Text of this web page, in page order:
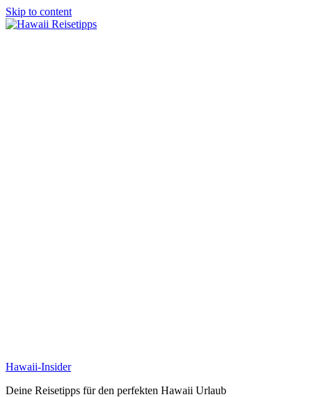
Skip to content
Hawaii-Insider
Deine Reisetipps für den perfekten Hawaii Urlaub